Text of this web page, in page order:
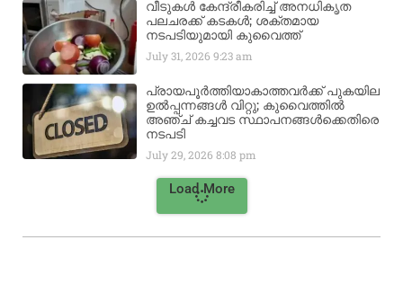
വീടുകൾ കേന്ദ്രീകരിച്ച് അനധികൃത
പലചരക്ക് കടകൾ; ശക്തമായ
നടപടിയുമായി കുവൈത്ത്
July 31, 20269:23 am
പ്രായപൂർത്തിയാകാത്തവർക്ക് പുകയില
ഉൽപ്പന്നങ്ങൾ വിറ്റു; കുവൈത്തിൽ
അഞ്ച് കച്ചവട സ്ഥാപനങ്ങൾക്കെതിരെ
നടപടി
July 29, 20268:08 pm
Load More